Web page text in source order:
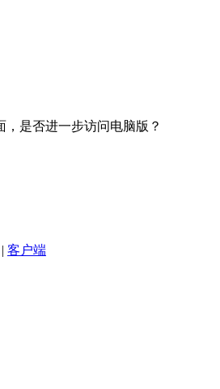
是否进一步访问电脑版？
| 客户端